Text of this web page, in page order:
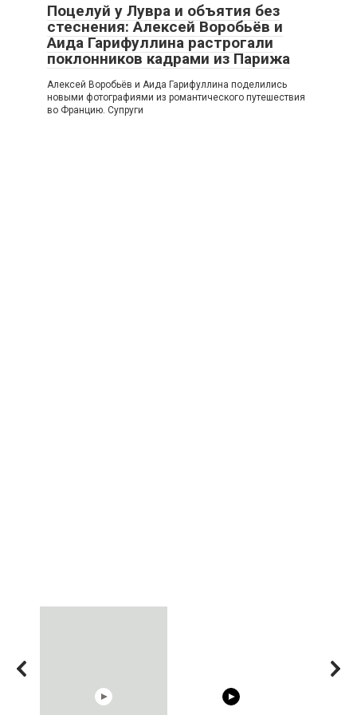
Поцелуй у Лувра и объятия без
стеснения: Алексей Воробьёв и
Аида Гарифуллина растрогали
поклонников кадрами из Парижа
Алексей Воробьёв и Аида Гарифуллина поделились
новыми фотографиями из романтического путешествия
во Францию. Супруги